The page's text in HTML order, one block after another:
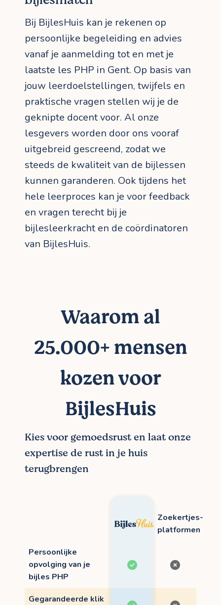
Bij BijlesHuis kan je rekenen op
persoonlijke begeleiding en advies
vanaf je aanmelding tot en met je
laatste les PHP in Gent. Op basis van
jouw leerdoelstellingen, twijfels en
praktische vragen stellen wij je de
geknipte docent voor. Al onze
lesgevers worden door ons vooraf
uitgebreid gescreend, zodat we
steeds de kwaliteit van de bijlessen
kunnen garanderen. Ook tijdens het
hele leerproces kan je voor feedback
en vragen terecht bij je
bijlesleerkracht en de coördinatoren
van BijlesHuis.
Waarom al
25.000+ mensen
kozen voor
BijlesHuis
Kies voor gemoedsrust en laat onze
expertise de rust in je huis
terugbrengen
Zoekertjes-
platformen
Persoonlijke
opvolging van je
bijles PHP
Gegarandeerde klik